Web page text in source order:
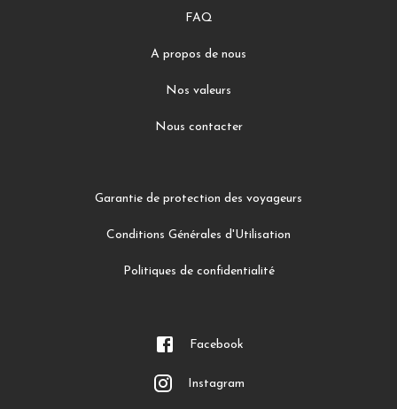
FAQ
A propos de nous
Nos valeurs
Nous contacter
Garantie de protection des voyageurs
Conditions Générales d'Utilisation
Politiques de confidentialité
Facebook
Instagram